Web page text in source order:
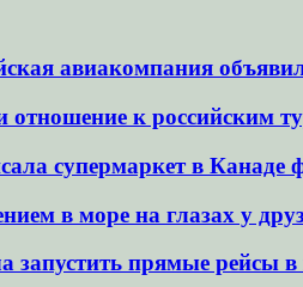
авиакомпания
отношение к российским
супермаркет в
в море на глазах у
запустить прямые рейсы